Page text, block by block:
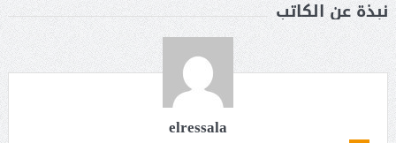
نبذة عن الكاتب
elressala